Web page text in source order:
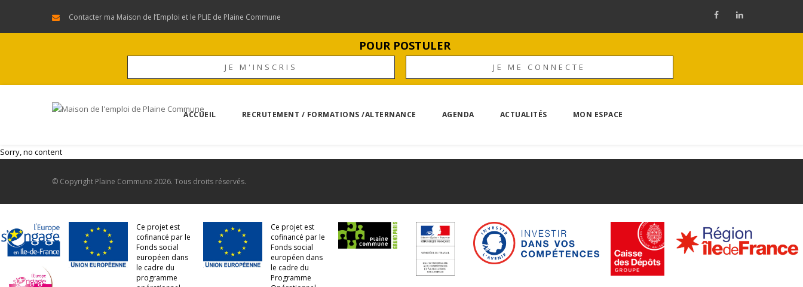
Contacter ma Maison de l’Emploi et le PLIE de Plaine Commune
POUR POSTULER
JE M'INSCRIS JE ME CONNECTE
ACCUEIL RECRUTEMENT / FORMATIONS /ALTERNANCE AGENDA ACTUALITÉS MON ESPACE
Sorry, no content
© Copyright Plaine Commune 2026. Tous droits réservés.
Ce projet est
cofinancé par le
Fonds social
européen dans
le cadre du
programme
Ce projet est
cofinancé par le
Fonds social
européen dans
le cadre du
Programme